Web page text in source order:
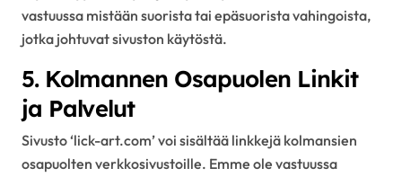
vastuussa mistään suorista tai epäsuorista vahingoista,
jotka johtuvat sivuston käytöstä.
5. Kolmannen Osapuolen Linkit
ja Palvelut
Sivusto ‘lick-art.com’ voi sisältää linkkejä kolmansien
osapuolten verkkosivustoille. Emme ole vastuussa